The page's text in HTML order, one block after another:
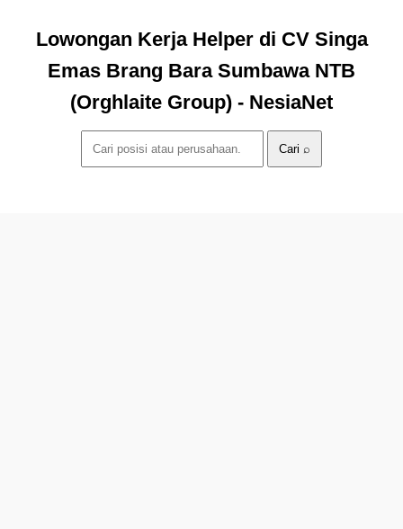
Lowongan Kerja Helper di CV Singa
Emas Brang Bara Sumbawa NTB
(Orghlaite Group) - NesiaNet
Cari ⌕